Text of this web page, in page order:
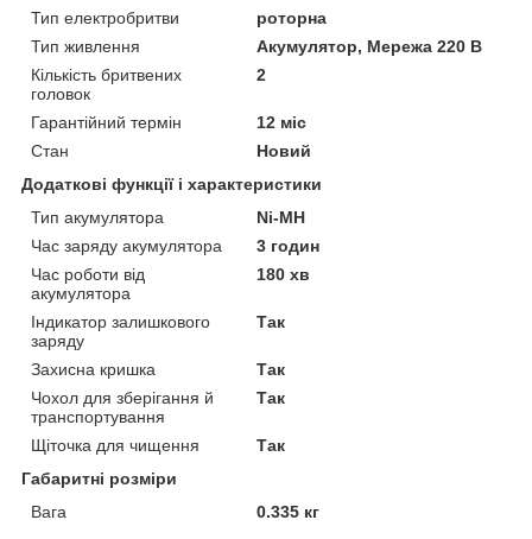
Тип електробритви
роторна
Тип живлення
Акумулятор, Мережа 220 В
Кількість бритвених
головок
2
Гарантійний термін
12 міс
Стан
Новий
Додаткові функції і характеристики
Тип акумулятора
Ni-MH
Час заряду акумулятора
3 годин
Час роботи від
акумулятора
180 хв
Індикатор залишкового
заряду
Так
Захисна кришка
Так
Чохол для зберігання й
транспортування
Так
Щіточка для чищення
Так
Габаритні розміри
Вага
0.335 кг